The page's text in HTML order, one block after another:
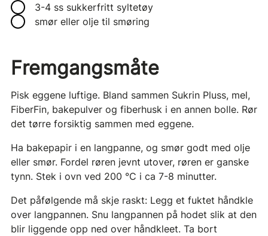
3-4 ss sukkerfritt syltetøy
smør eller olje til smøring
Fremgangsmåte
Pisk eggene luftige. Bland sammen Sukrin Pluss, mel,
FiberFin, bakepulver og fiberhusk i en annen bolle. Rør
det tørre forsiktig sammen med eggene.
Ha bakepapir i en langpanne, og smør godt med olje
eller smør. Fordel røren jevnt utover, røren er ganske
tynn. Stek i ovn ved 200 °C i ca 7-8 minutter.
Det påfølgende må skje raskt: Legg et fuktet håndkle
over langpannen. Snu langpannen på hodet slik at den
blir liggende opp ned over håndkleet. Ta bort